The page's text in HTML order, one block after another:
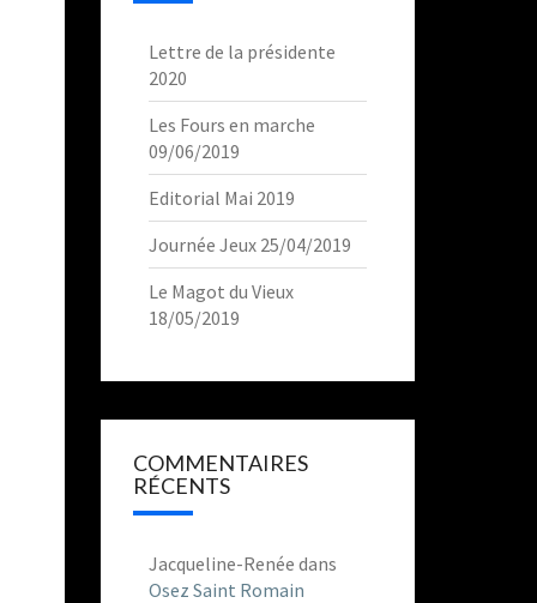
Lettre de la présidente
2020
Les Fours en marche
09/06/2019
Editorial Mai 2019
Journée Jeux 25/04/2019
Le Magot du Vieux
18/05/2019
COMMENTAIRES
RÉCENTS
Jacqueline-Renée dans
Osez Saint Romain